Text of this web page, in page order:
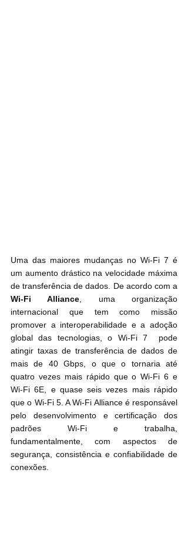
Uma das maiores mudanças no Wi-Fi 7 é
um aumento drástico na velocidade máxima
Wi-Fi Alliance , uma organização
internacional que tem como missão
promover a interoperabilidade e a adoção
global das tecnologias, o Wi-Fi 7  pode
atingir taxas de transferência de dados de
mais de 40 Gbps, o que o tornaria até
quatro vezes mais rápido que o Wi-Fi 6 e
Wi-Fi 6E, e quase seis vezes mais rápido
que o Wi-Fi 5. A Wi-Fi Alliance é responsável
pelo desenvolvimento e certificação dos
padrões Wi-Fi e trabalha,
fundamentalmente, com aspectos de
segurança, consistência e confiabilidade de
conexões.